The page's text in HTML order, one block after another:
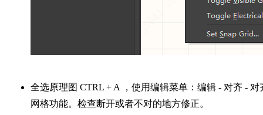
全选原理图 CTRL + A ，使用编辑菜单：编辑 - 对齐 - 对
网格功能。检查断开或者不对的地方修正。